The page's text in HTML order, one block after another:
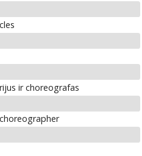
ir choreografas